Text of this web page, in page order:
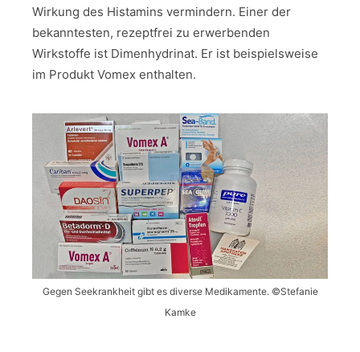
Wirkung des Histamins vermindern. Einer der
bekanntesten, rezeptfrei zu erwerbenden
Wirkstoffe ist Dimenhydrinat. Er ist beispielsweise
im Produkt Vomex enthalten.
Gegen Seekrankheit gibt es diverse Medikamente. ©Stefanie
Kamke